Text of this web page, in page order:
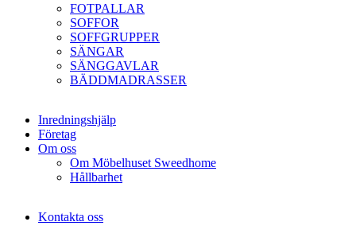
FOTPALLAR
SOFFOR
SOFFGRUPPER
SÄNGAR
SÄNGGAVLAR
BÄDDMADRASSER
Inredningshjälp
Företag
Om oss
Om Möbelhuset Sweedhome
Hållbarhet
Kontakta oss